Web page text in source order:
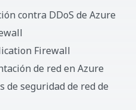
contra DDoS de Azure
Firewall
de red en Azure
de seguridad de red de